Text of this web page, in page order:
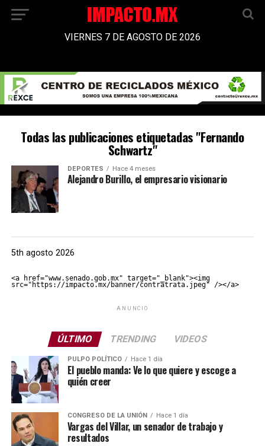
VIERNES 7 DE AGOSTO DE 2026
Todas las publicaciones etiquetadas "Fernando
Schwartz"
DEPORTES Hace 4 meses
Alejandro Burillo, el empresario visionario
5th agosto 2026
<a href="www.senado.gob.mx" target="_blank"><img
src="https://impacto.mx/banner/contratrata.jpeg" /></a>
ANUNCIO
ÚLTIMO TRENDING VIDEOS
PULPO POLÍTICO Hace 1 día
El pueblo manda: Ve lo que quiere y escoge a
quién creer
CONGRESO DE LA UNIÓN Hace 1 día
Vargas del Villar, un senador de trabajo y
resultados